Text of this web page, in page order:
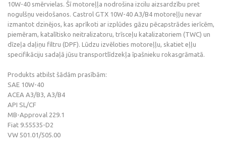
10W-40 smērvielas. Šī motoreļļa nodrošina izcilu aizsardzību pret
nogulšņu veidošanos. Castrol GTX 10W-40 A3/B4 motoreļļu nevar
izmantot dzinējos, kas aprīkoti ar izplūdes gāzu pēcapstrādes ierīcēm,
piemēram, katalītisko neitralizatoru, trīsceļu katalizatoriem (TWC) un
dīzeļa daļiņu filtru (DPF). Lūdzu izvēloties motoreļļu, skatiet eļļu
specifikāciju sadaļā jūsu transportlīdzekļa īpašnieku rokasgrāmatā.
Produkts atbilst šādām prasībām:
SAE 10W-40
ACEA A3/B3, A3/B4
API SL/CF
MB-Approval 229.1
Fiat 9.55535-D2
VW 501.01/505.00